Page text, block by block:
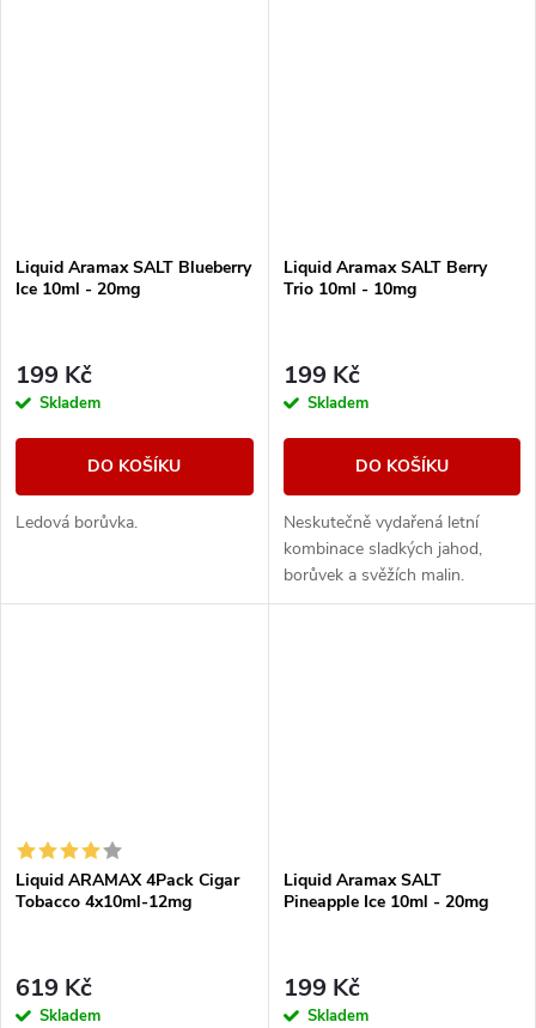
Liquid Aramax SALT Blueberry
Ice 10ml - 20mg
199 Kč
Skladem
DO KOŠÍKU
Ledová borůvka.
Liquid Aramax SALT Berry
Trio 10ml - 10mg
199 Kč
Skladem
DO KOŠÍKU
Neskutečně vydařená letní
kombinace sladkých jahod,
borůvek a svěžích malin.
Liquid ARAMAX 4Pack Cigar
Tobacco 4x10ml-12mg
619 Kč
Skladem
Liquid Aramax SALT
Pineapple Ice 10ml - 20mg
199 Kč
Skladem